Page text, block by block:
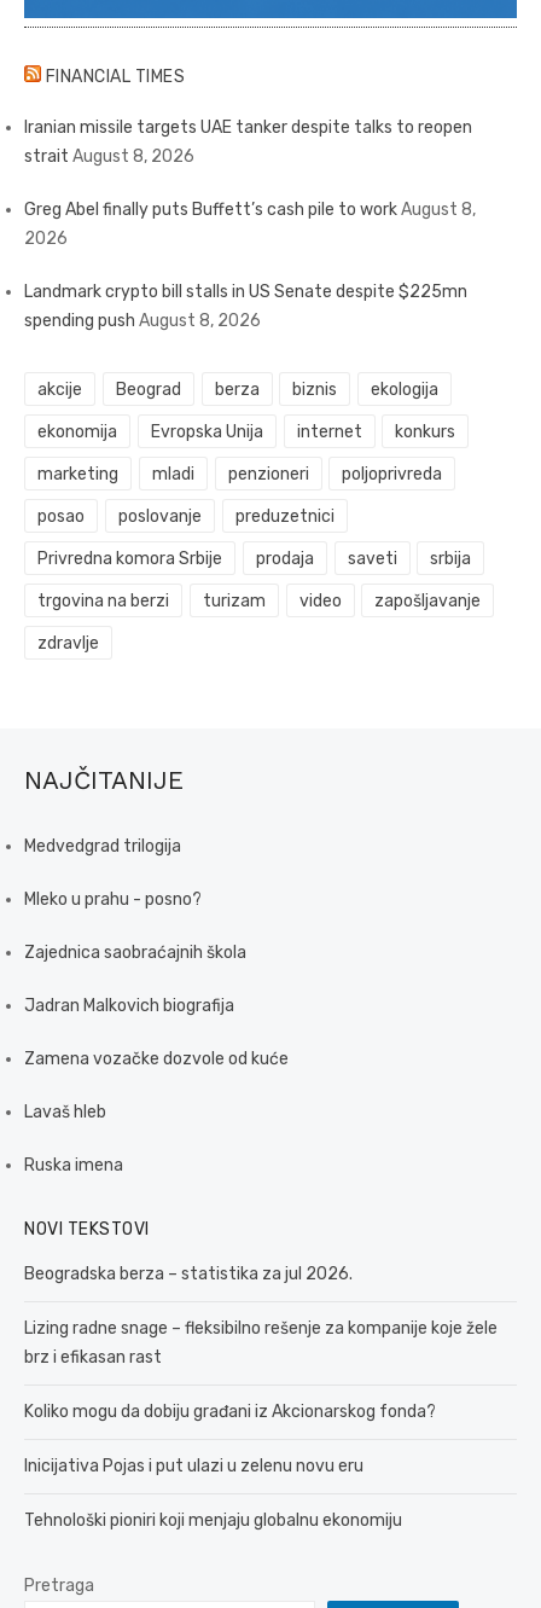
FINANCIAL TIMES
Iranian missile targets UAE tanker despite talks to reopen
strait August 8, 2026
Greg Abel finally puts Buffett’s cash pile to workAugust 8,
2026
Landmark crypto bill stalls in US Senate despite $225mn
spending push August 8, 2026
akcije Beograd berza biznis ekologija
ekonomija Evropska Unija internet konkurs
marketing mladi penzioneri poljoprivreda
posao poslovanje preduzetnici
Privredna komora Srbije prodaja saveti srbija
trgovina na berzi turizam video zapošljavanje
zdravlje
NAJČITANIJE
Medvedgrad trilogija
Mleko u prahu - posno?
Zajednica saobraćajnih škola
Jadran Malkovich biografija
Zamena vozačke dozvole od kuće
Lavaš hleb
Ruska imena
NOVI TEKSTOVI
Beogradska berza – statistika za jul 2026.
Lizing radne snage – fleksibilno rešenje za kompanije koje žele
brz i efikasan rast
Koliko mogu da dobiju građani iz Akcionarskog fonda?
Inicijativa Pojas i put ulazi u zelenu novu eru
Tehnološki pioniri koji menjaju globalnu ekonomiju
Pretraga